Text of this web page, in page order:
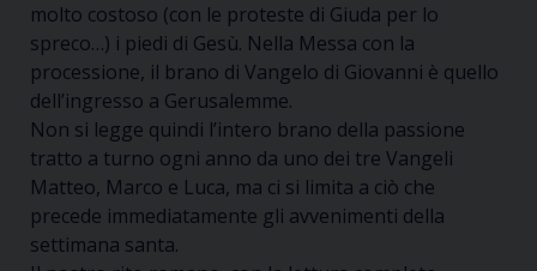
molto costoso (con le proteste di Giuda per lo
spreco…) i piedi di Gesù. Nella Messa con la
processione, il brano di Vangelo di Giovanni è quello
dell’ingresso a Gerusalemme.
Non si legge quindi l’intero brano della passione
tratto a turno ogni anno da uno dei tre Vangeli
Matteo, Marco e Luca, ma ci si limita a ciò che
precede immediatamente gli avvenimenti della
settimana santa.